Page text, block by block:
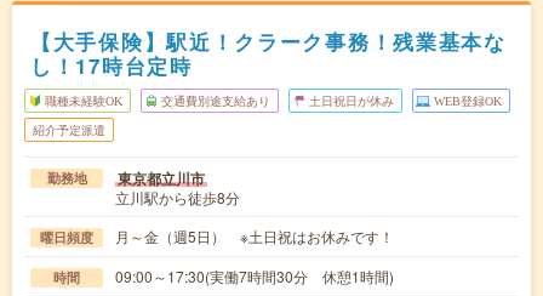
【大手保険】駅近！クラーク事務！残業基本な
し！17時台定時
職種未経験OK 交通費別途支給あり 土日祝日が休み WEB登録OK
紹介予定派遣
勤務地 東京都立川市
立川駅から徒歩8分
曜日頻度 月～金（週5日） ※土日祝はお休みです！
時間 09:00～17:30(実働7時間30分 休憩1時間)